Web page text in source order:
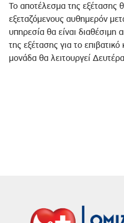
Το αποτέλεσμα της εξέτασης
εξεταζόμενους αυθημερόν
υπηρεσία θα είναι διαθέσιμη
της εξέτασης για το
μονάδα θα λειτουργεί